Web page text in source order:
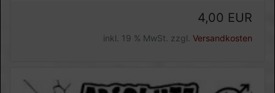
4,00 EUR
inkl. 19 % MwSt. zzgl. Versandkosten